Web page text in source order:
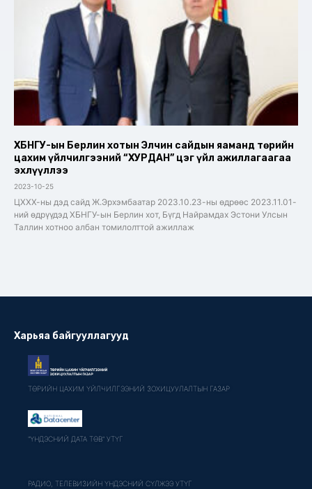
ХБНГУ-ын Берлин хотын Элчин сайдын яаманд төрийн
цахим үйлчилгээний “ХУРДАН” цэг үйл ажиллагаагаа
эхлүүллээ
2023-10-25
ЦХХХ-ны дэд сайд Ж.Эрхэмбаатар 2023.10.23-ны өдрөөс 2023.11.01-
ний өдрүүдэд ХБНГУ-ын Берлин хот, Бүгд Найрамдах Эстони Улсын
Таллин хотноо албан томилолттой ажиллаж
Харьяа байгууллагууд
ТӨРИЙН ЦАХИМ ҮЙЛЧИЛГЭЭНИЙ ЗОХИЦУУЛАЛТЫН ГАЗАР
"ҮНДЭСНИЙ ДАТА ТӨВ" УТҮГ
РАДИО, ТЕЛЕВИЗИЙН ҮНДЭСНИЙ СҮЛЖЭЭ УТҮГ